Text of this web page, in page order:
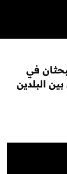
في
البلدين